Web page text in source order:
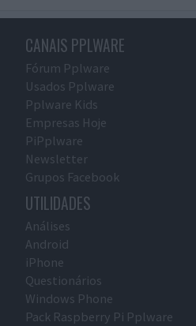
CANAIS PPLWARE
Fórum Pplware
Usados Pplware
Pplware Kids
Empresas Hoje
PiPplware
Newsletter
Grupos Facebook
UTILIDADES
Análises
Android
iPhone
Questionários
Windows Phone
Pack Raspberry Pi Pplware